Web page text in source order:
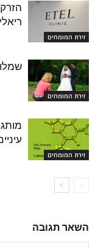
זירת המומחים
זירת המומחים
זירת המומחים
השאר תגובה